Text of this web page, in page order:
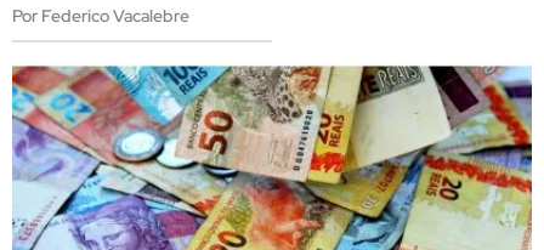
Por Federico Vacalebre